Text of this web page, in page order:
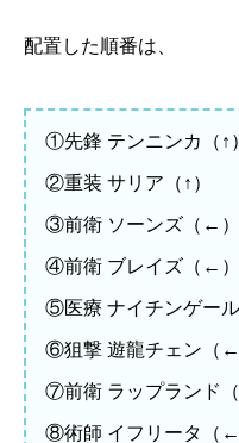
配置した順番は、
①先鋒 テンニンカ（↑）
②重装 サリア（↑）
③前衛 ソーンズ（←）
④前衛 ブレイズ（←）
⑤医療 ナイチンゲール
⑥狙撃 遊龍チェン（←
⑦前衛 ラップランド
⑧術師 イフリータ（←